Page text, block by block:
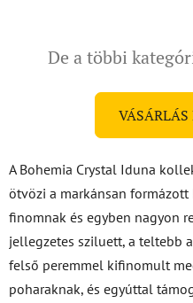
De a többi
A Bohemia Crystal Iduna
ötvözi a markánsan
finomnak és egyben nagyon
jellegzetes sziluett, a teltebb
felső peremmel kifinomult
poharaknak, és egyúttal